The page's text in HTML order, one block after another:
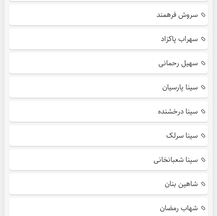
سروش فرهمند
سهراب پاکزاد
سهیل رحمانی
سینا پارسیان
سینا درخشنده
سینا سرلک
سینا شعبانخانی
شاهین بنان
شهاب رمضان